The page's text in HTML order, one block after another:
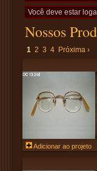
Você deve estar
Nossos
1 2 3 4 Próxima ›
Adicionar ao projeto